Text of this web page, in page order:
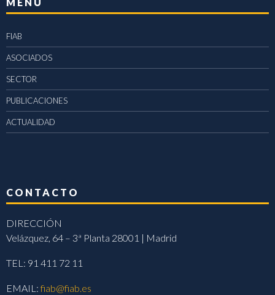
MENÚ
FIAB
ASOCIADOS
SECTOR
PUBLICACIONES
ACTUALIDAD
CONTACTO
DIRECCIÓN
Velázquez, 64 – 3ª Planta 28001 | Madrid
TEL: 91 411 72 11
EMAIL:fiab@fiab.es